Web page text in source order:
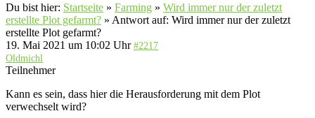
Du bist hier: Startseite » Farming » Wird immer nur der zuletzt
erstellte Plot gefarmt? » Antwort auf: Wird immer nur der zuletzt
erstellte Plot gefarmt?
19. Mai 2021 um 10:02 Uhr #2217
Oldmichl
Teilnehmer
Kann es sein, dass hier die Herausforderung mit dem Plot
verwechselt wird?